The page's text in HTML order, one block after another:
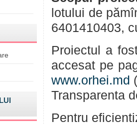
lotului de
6401410403,
Proiectul a
accesat pe
www.orhei.md
Transparenta
Pentru